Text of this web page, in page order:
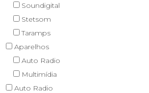
Soundigital
Stetsom
Taramps
Aparelhos
Auto Radio
Multimídia
Auto Radio